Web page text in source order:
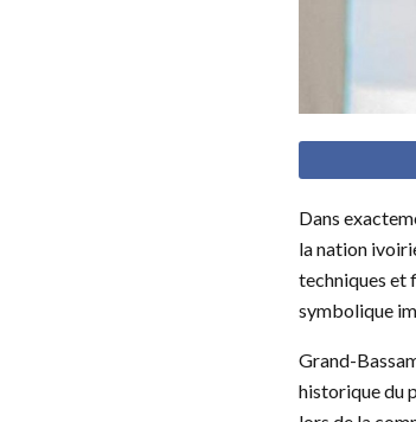
Dans
la nation
techniques et
symbolique
Grand-
historique du